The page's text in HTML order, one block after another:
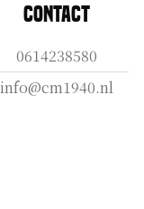
Contact
0614238580
info@cm1940.nl